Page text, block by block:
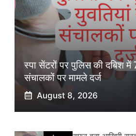
स्पा सेंटरों पर पुलिस की दबिश में
संचालकों पर मामले दर्ज
August 8, 2026